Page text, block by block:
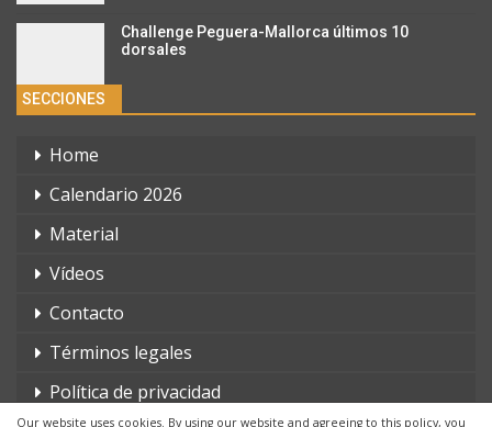
Our website uses cookies. By using our website and agreeing to this policy, you
Challenge Peguera-Mallorca últimos 10
dorsales
SECCIONES
Home
Calendario 2026
Material
Vídeos
Contacto
Términos legales
Política de privacidad